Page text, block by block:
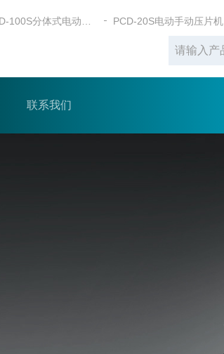
PCD-20S电动手动压片机
联系我们